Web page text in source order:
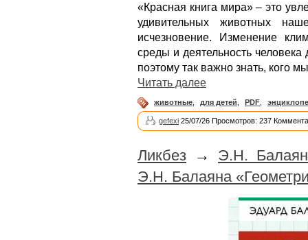
«Красная книга мира» – это
удивительных животных
исчезновение. Изменение
среды и деятельность
поэтому так важно знать, кого
Читать далее
животные для детей PDF
gefexi 25/07/26 Просмотров: 237
Ликбез → Э.Н.
Э.Н. Балаяна